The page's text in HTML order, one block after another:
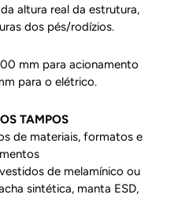
altura real da estrutura,
dos pés/rodízios.
mm para acionamento
para o elétrico.
TAMPOS
de materiais, formatos e
de melamínico ou
sintética, manta ESD,